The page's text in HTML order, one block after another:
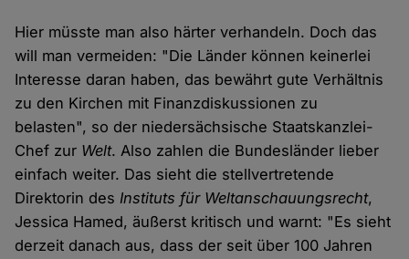
Hier müsste man also härter verhandeln. Doch das
will man vermeiden: "Die Länder können keinerlei
Interesse daran haben, das bewährt gute Verhältnis
zu den Kirchen mit Finanzdiskussionen zu
belasten", so der niedersächsische Staatskanzlei-
Chef zur Welt. Also zahlen die Bundesländer lieber
einfach weiter. Das sieht die stellvertretende
Direktorin desInstituts für Weltanschauungsrecht,
Jessica Hamed, äußerst kritisch und warnt: "Es sieht
derzeit danach aus, dass der seit über 100 Jahren